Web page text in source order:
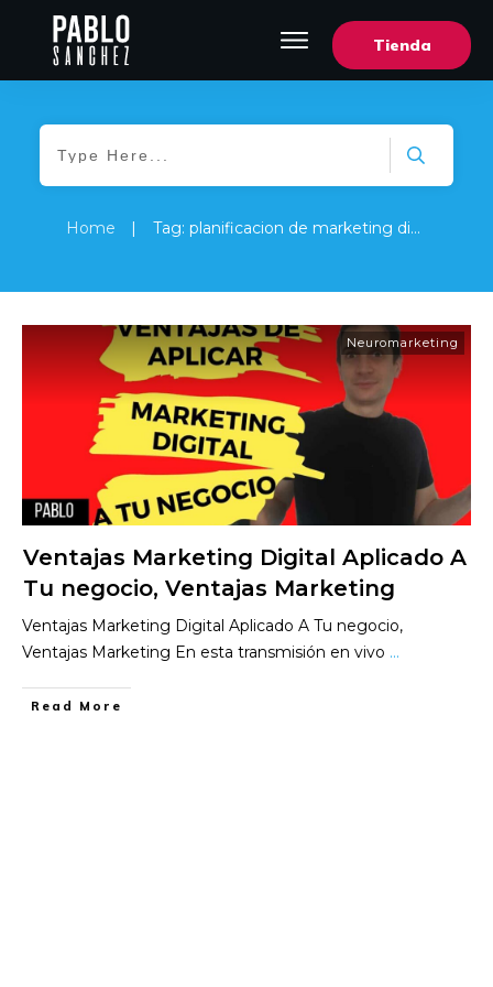
Tienda
Home Tag: planificacion de marketing digital
Neuromarketing
Ventajas Marketing Digital Aplicado A
Tu negocio, Ventajas Marketing
Ventajas Marketing Digital Aplicado A Tu negocio,
Ventajas Marketing En esta transmisión en vivo ...
​Read More